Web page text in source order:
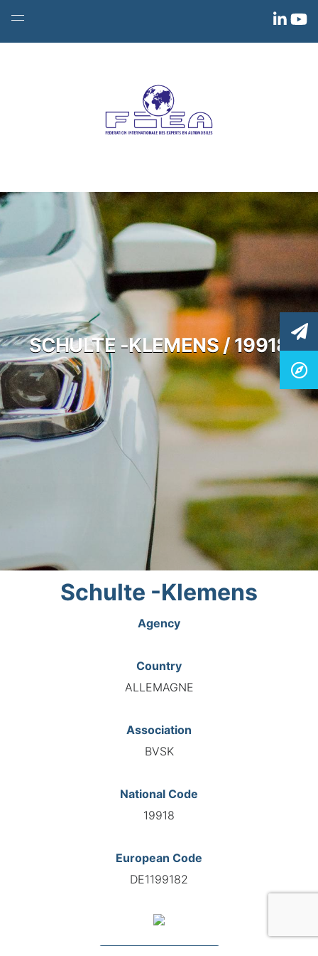
SCHULTE -KLEMENS / 19918
Schulte -Klemens
Agency
Country
ALLEMAGNE
Association
BVSK
National Code
19918
European Code
DE1199182